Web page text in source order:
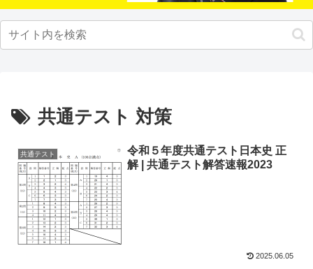
共通テスト 対策
共通テスト
令和５年度共通テスト日本史 正
解 | 共通テスト解答速報2023
2025.06.05